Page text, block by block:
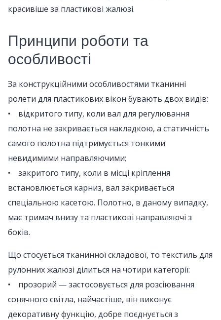
красивіше за пластикові жалюзі.
Принципи роботи та
особливості
За конструкційними особливостями тканинні
ролети для пластикових вікон бувають двох видів:
• відкритого типу, коли вал для регулювання
полотна не закривається накладкою, а статичність
самого полотна підтримується тонкими
невидимими направляючими;
• закритого типу, коли в місці кріплення
встановлюється карниз, вал закривається
спеціальною касетою. Полотно, в даному випадку,
має тримач внизу та пластикові направляючі з
боків.
Що стосується тканинної складової, то текстиль для
рулонних жалюзі ділиться на чотири категорії:
• прозорий — застосовується для розсіювання
сонячного світла, найчастіше, він виконує
декоративну функцію, добре поєднується з